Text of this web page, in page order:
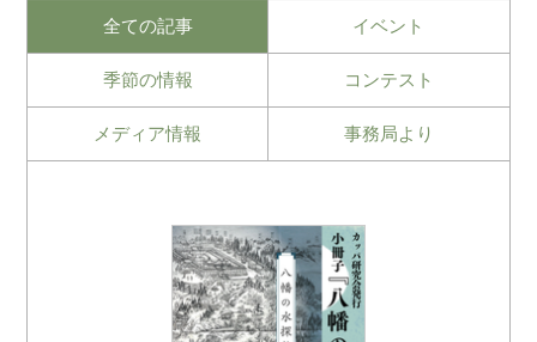
全ての記事 イベント
季節の情報 コンテスト
メディア情報 事務局より